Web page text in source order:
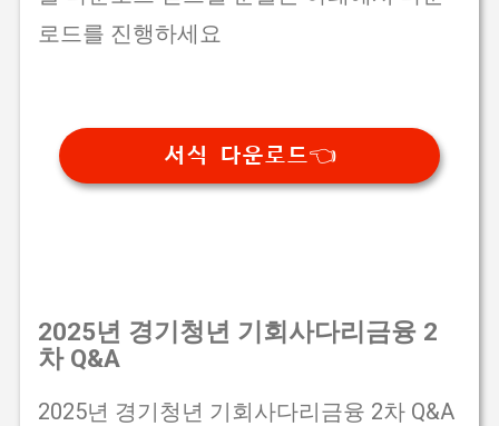
로드를 진행하세요
서식 다운로드👈
2025년 경기청년 기회사다리금융 2
차 Q&A
2025년 경기청년 기회사다리금융 2차 Q&A